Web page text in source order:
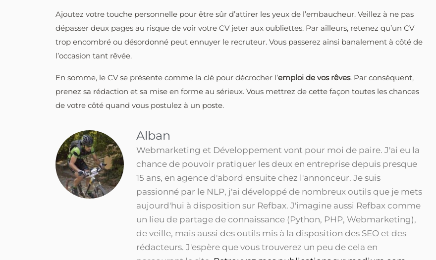
Ajoutez votre touche personnelle pour être sûr d’attirer les yeux de l’embaucheur. Veillez à ne pas
dépasser deux pages au risque de voir votre CV jeter aux oubliettes. Par ailleurs, retenez qu’un CV
trop encombré ou désordonné peut ennuyer le recruteur. Vous passerez ainsi banalement à côté de
l’occasion tant rêvée.
En somme, le CV se présente comme la clé pour décrocher l’emploi de vos rêves. Par conséquent,
prenez sa rédaction et sa mise en forme au sérieux. Vous mettrez de cette façon toutes les chances
de votre côté quand vous postulez à un poste.
Alban
Webmarketing et Développement vont pour moi de paire. J'ai eu la
chance de pouvoir pratiquer les deux en entreprise depuis presque
15 ans, en agence d'abord ensuite chez l'annonceur. Je suis
passionné par le NLP, j'ai développé de nombreux outils que je mets
aujourd'hui à disposition sur Refbax. J'imagine aussi Refbax comme
un lieu de partage de connaissance (Python, PHP, Webmarketing),
de veille, mais aussi des outils mis à la disposition des SEO et des
rédacteurs. J'espère que vous trouverez un peu de cela en